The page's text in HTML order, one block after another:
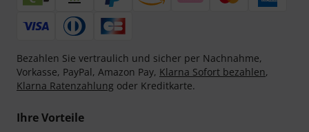
Bezahlen Sie vertraulich und sicher per Nachnahme,
Vorkasse, PayPal, Amazon Pay, Klarna Sofort bezahlen,
Klarna Ratenzahlung oder Kreditkarte.
Ihre Vorteile